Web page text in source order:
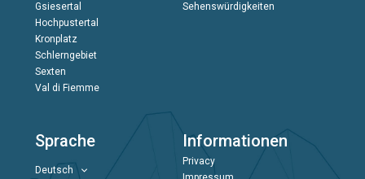
Gsiesertal
Hochpustertal
Kronplatz
Schlerngebiet
Sexten
Val di Fiemme
Sehenswürdigkeiten
Sprache
Deutsch
Informationen
Privacy